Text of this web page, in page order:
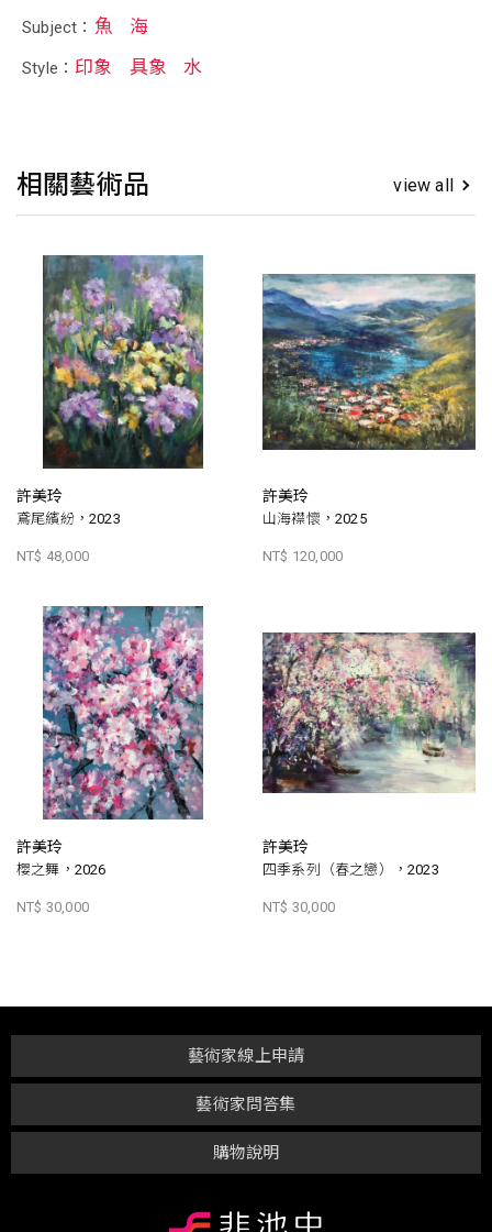
Subject： 魚 海
Style： 印象 具象 水
相關藝術品 view all
許美玲
鳶尾繽紛，2023
NT$ 48,000
許美玲
山海襟懷，2025
NT$ 120,000
許美玲
櫻之舞，2026
NT$ 30,000
許美玲
四季系列（春之戀），2023
NT$ 30,000
購物說明
藝術家問答集
藝術家線上申請